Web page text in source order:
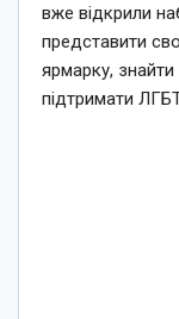
вже відкрили
представити
ярмарку,
підтримати